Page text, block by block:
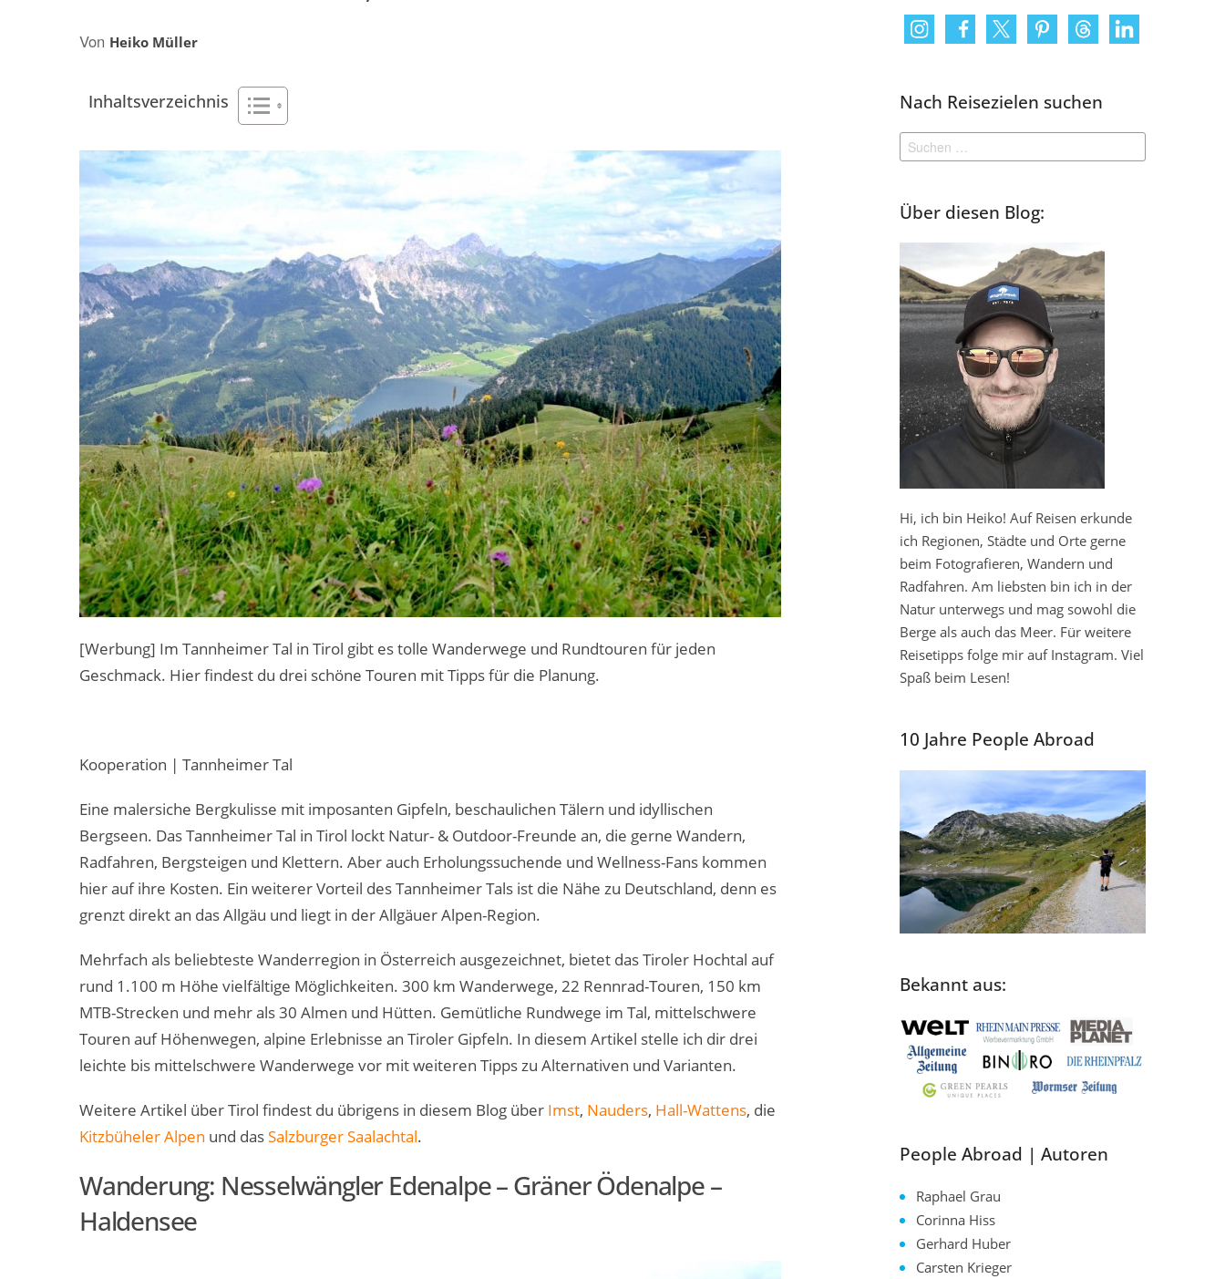
OZEANIEN
Von Heiko Müller
Inhaltsverzeichnis
[Werbung] Im Tannheimer Tal in Tirol gibt es tolle Wanderwege und Rundtouren für jeden
Geschmack. Hier findest du drei schöne Touren mit Tipps für die Planung.
Kooperation | Tannheimer Tal
Eine malersiche Bergkulisse mit imposanten Gipfeln, beschaulichen Tälern und idyllischen
Bergseen. Das Tannheimer Tal in Tirol lockt Natur- & Outdoor-Freunde an, die gerne Wandern,
Radfahren, Bergsteigen und Klettern. Aber auch Erholungssuchende und Wellness-Fans kommen
hier auf ihre Kosten. Ein weiterer Vorteil des Tannheimer Tals ist die Nähe zu Deutschland, denn es
grenzt direkt an das Allgäu und liegt in der Allgäuer Alpen-Region.
Mehrfach als beliebteste Wanderregion in Österreich ausgezeichnet, bietet das Tiroler Hochtal auf
rund 1.100 m Höhe vielfältige Möglichkeiten. 300 km Wanderwege, 22 Rennrad-Touren, 150 km
MTB-Strecken und mehr als 30 Almen und Hütten. Gemütliche Rundwege im Tal, mittelschwere
Touren auf Höhenwegen, alpine Erlebnisse an Tiroler Gipfeln. In diesem Artikel stelle ich dir drei
leichte bis mittelschwere Wanderwege vor mit weiteren Tipps zu Alternativen und Varianten.
Weitere Artikel über Tirol findest du übrigens in diesem Blog über Imst, Nauders, Hall-Wattens, die
Kitzbüheler Alpen und dasSalzburger Saalachtal.
Wanderung: Nesselwängler Edenalpe – Gräner Ödenalpe –
Haldensee
Nach Reisezielen suchen
Suchen
nach:
Über diesen Blog:
Hi, ich bin Heiko! Auf Reisen erkunde
ich Regionen, Städte und Orte gerne
beim Fotografieren, Wandern und
Radfahren. Am liebsten bin ich in der
Natur unterwegs und mag sowohl die
Berge als auch das Meer. Für weitere
Reisetipps folge mir auf Instagram. Viel
Spaß beim Lesen!
10 Jahre People Abroad
Bekannt aus:
People Abroad | Autoren
Raphael Grau
Corinna Hiss
Gerhard Huber
Carsten Krieger